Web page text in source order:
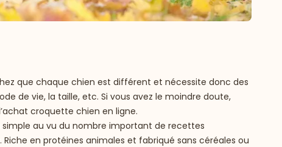
que chaque chien est différent et nécessite donc des
de vie, la taille, etc. Si vous avez le moindre doute,
croquette chien en ligne.
au vu du nombre important de recettes
en protéines animales et fabriqué sans céréales ou